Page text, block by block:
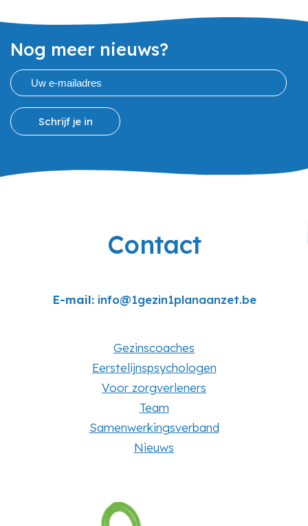
Nog meer nieuws?
Schrijf je in
Contact
E-mail: info@1gezin1planaanzet.be
Gezinscoaches
Eerstelijnspsychologen
Voor zorgverleners
Team
Samenwerkingsverband
Nieuws